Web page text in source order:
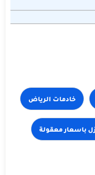
خادمات الرياض
باسعار معقولة